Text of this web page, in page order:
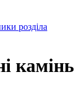
розділа
камінь